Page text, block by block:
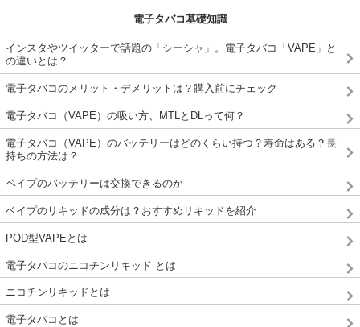
電子タバコ基礎知識
インスタやツイッターで話題の「シーシャ」。電子タバコ「VAPE」と
の違いとは？
電子タバコのメリット・デメリットは？購入前にチェック
電子タバコ（VAPE）の吸い方、MTLとDLって何？
電子タバコ（VAPE）のバッテリーはどのくらい持つ？寿命はある？長
持ちの方法は？
ベイプのバッテリーは交換できるのか
ベイプのリキッドの成分は？おすすめリキッドを紹介
POD型VAPEとは
電子タバコのニコチンリキッド とは
ニコチンリキッドとは
電子タバコとは